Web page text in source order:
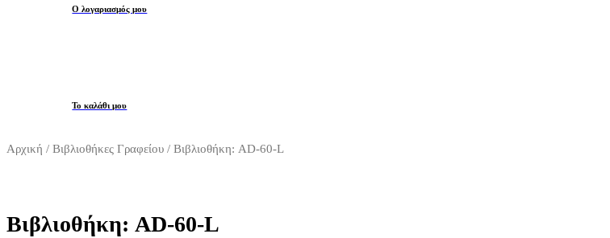
Ο λογαριασμός μου
Το καλάθι μου
Αρχική / Βιβλιοθήκες Γραφείου / Βιβλιοθήκη: AD-60-L
Βιβλιοθήκη: AD-60-L